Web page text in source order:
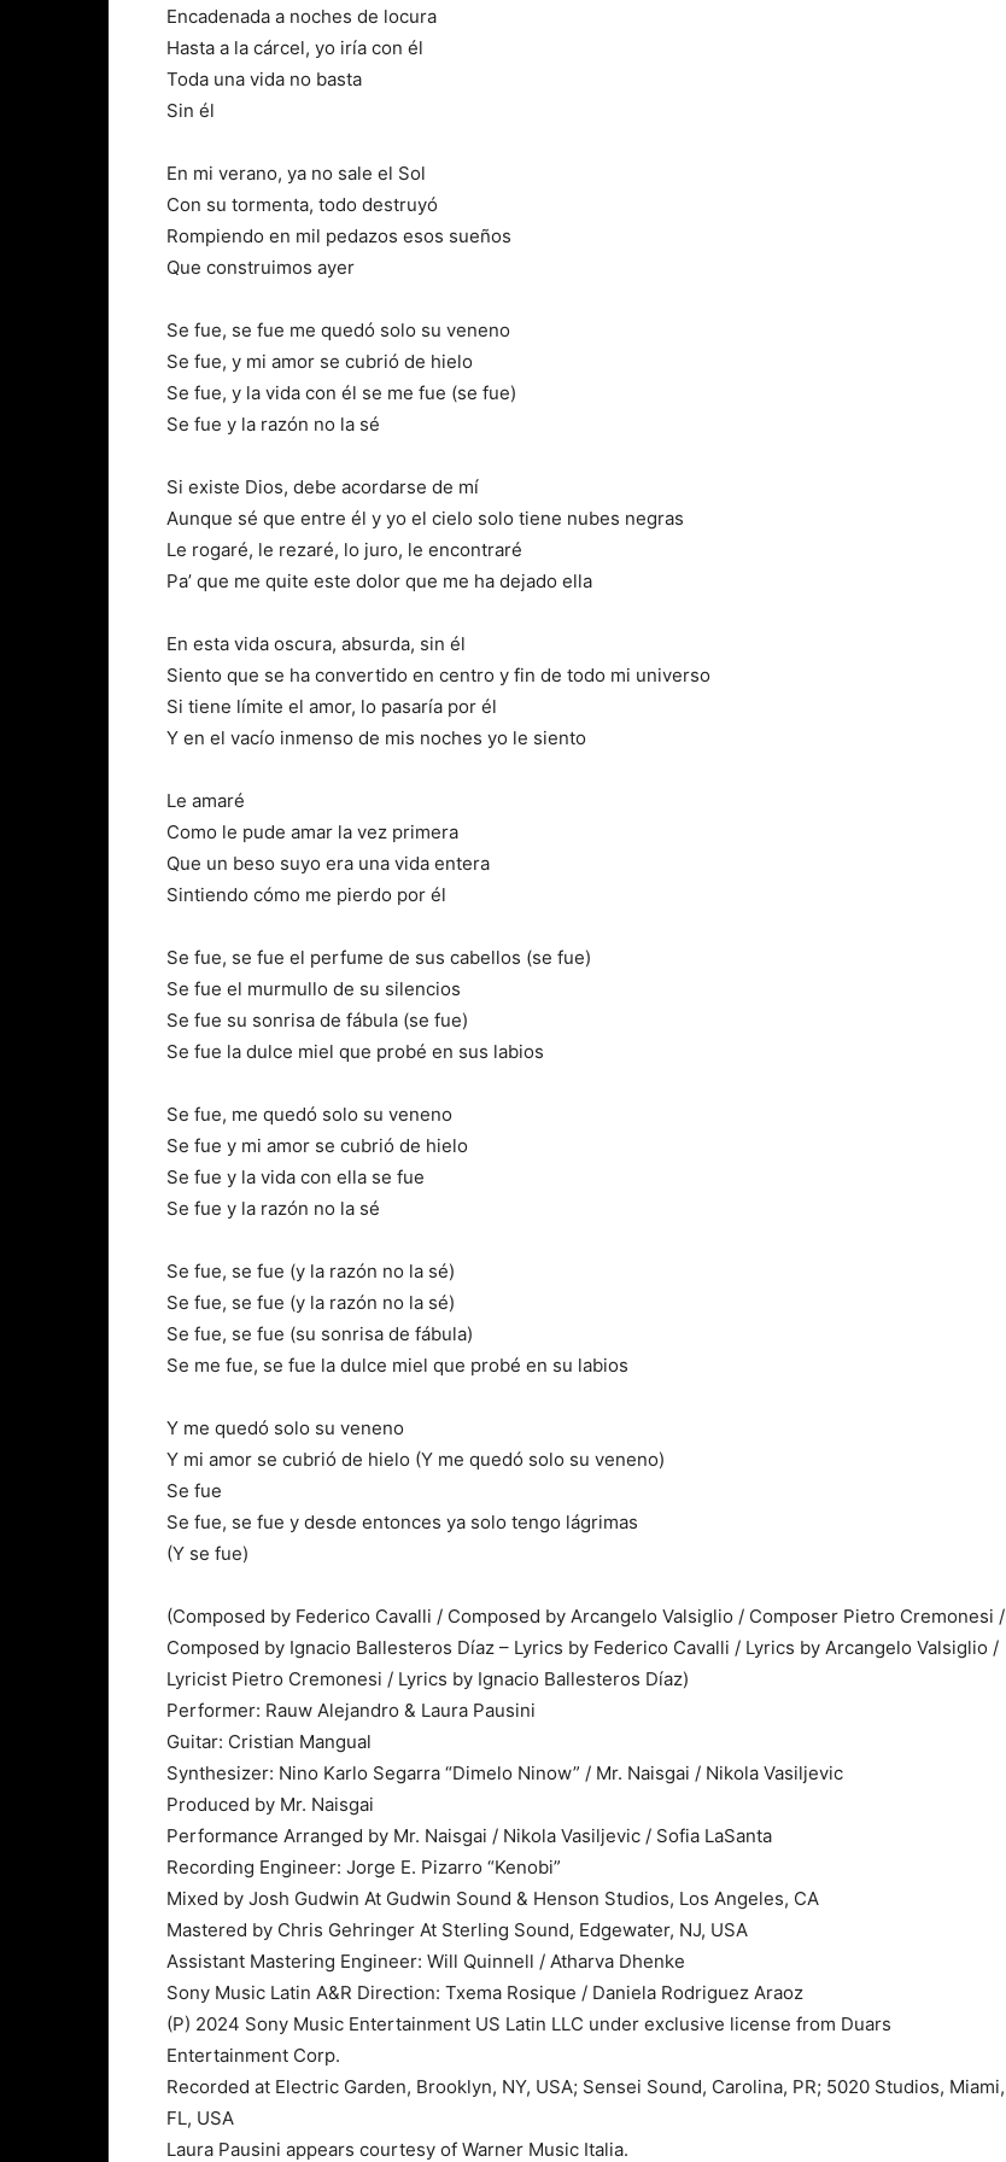
Encadenada a noches de locura
Hasta a la cárcel, yo iría con él
Toda una vida no basta
Sin él
En mi verano, ya no sale el Sol
Con su tormenta, todo destruyó
Rompiendo en mil pedazos esos sueños
Que construimos ayer
Se fue, se fue me quedó solo su veneno
Se fue, y mi amor se cubrió de hielo
Se fue, y la vida con él se me fue (se fue)
Se fue y la razón no la sé
Si existe Dios, debe acordarse de mí
Aunque sé que entre él y yo el cielo solo tiene nubes negras
Le rogaré, le rezaré, lo juro, le encontraré
Pa’ que me quite este dolor que me ha dejado ella
En esta vida oscura, absurda, sin él
Siento que se ha convertido en centro y fin de todo mi universo
Si tiene límite el amor, lo pasaría por él
Y en el vacío inmenso de mis noches yo le siento
Le amaré
Como le pude amar la vez primera
Que un beso suyo era una vida entera
Sintiendo cómo me pierdo por él
Se fue, se fue el perfume de sus cabellos (se fue)
Se fue el murmullo de su silencios
Se fue su sonrisa de fábula (se fue)
Se fue la dulce miel que probé en sus labios
Se fue, me quedó solo su veneno
Se fue y mi amor se cubrió de hielo
Se fue y la vida con ella se fue
Se fue y la razón no la sé
Se fue, se fue (y la razón no la sé)
Se fue, se fue (y la razón no la sé)
Se fue, se fue (su sonrisa de fábula)
Se me fue, se fue la dulce miel que probé en su labios
Y me quedó solo su veneno
Y mi amor se cubrió de hielo (Y me quedó solo su veneno)
Se fue
Se fue, se fue y desde entonces ya solo tengo lágrimas
(Y se fue)
(Composed by Federico Cavalli / Composed by Arcangelo Valsiglio / Composer Pietro Cremonesi /
Composed by Ignacio Ballesteros Díaz – Lyrics by Federico Cavalli / Lyrics by Arcangelo Valsiglio /
Lyricist Pietro Cremonesi / Lyrics by Ignacio Ballesteros Díaz)
Performer: Rauw Alejandro & Laura Pausini
Guitar: Cristian Mangual
Synthesizer: Nino Karlo Segarra “Dimelo Ninow” / Mr. Naisgai / Nikola Vasiljevic
Produced by Mr. Naisgai
Performance Arranged by Mr. Naisgai / Nikola Vasiljevic / Sofia LaSanta
Recording Engineer: Jorge E. Pizarro “Kenobi”
Mixed by Josh Gudwin At Gudwin Sound & Henson Studios, Los Angeles, CA
Mastered by Chris Gehringer At Sterling Sound, Edgewater, NJ, USA
Assistant Mastering Engineer: Will Quinnell / Atharva Dhenke
Sony Music Latin A&R Direction: Txema Rosique / Daniela Rodriguez Araoz
(P) 2024 Sony Music Entertainment US Latin LLC under exclusive license from Duars
Entertainment Corp.
Recorded at Electric Garden, Brooklyn, NY, USA; Sensei Sound, Carolina, PR; 5020 Studios, Miami,
FL, USA
Laura Pausini appears courtesy of Warner Music Italia.